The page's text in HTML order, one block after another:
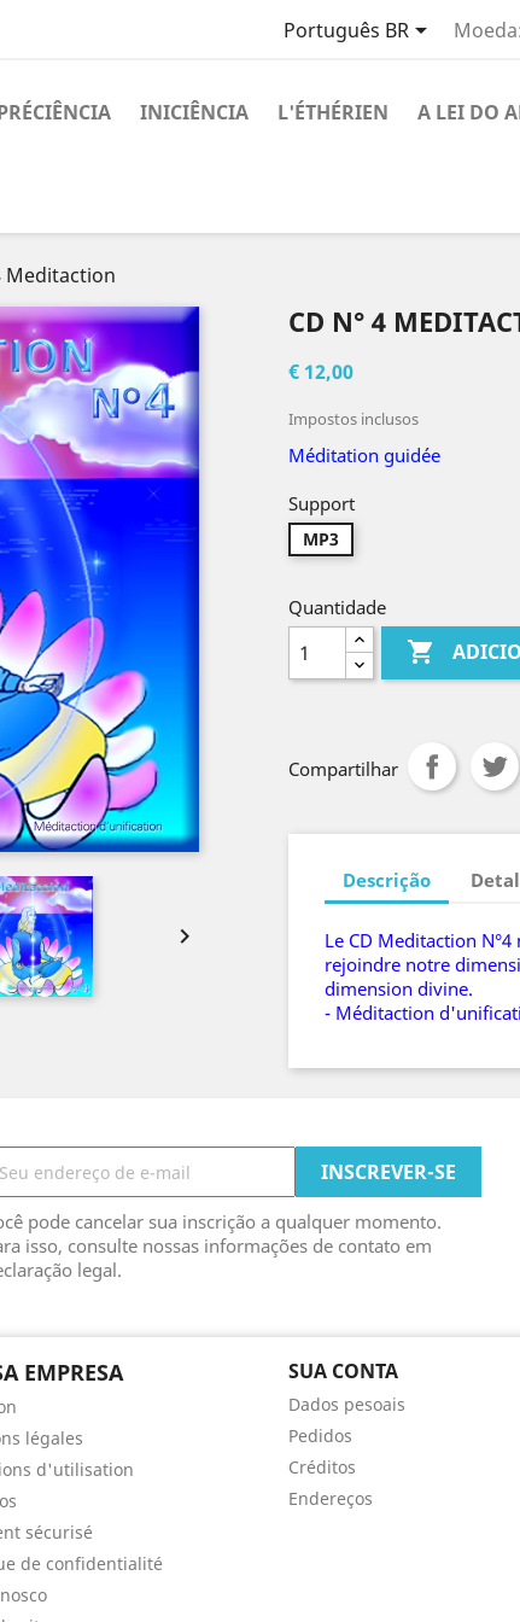
Português BR
INICIÊNCIA L'ÉTHÉRIEN A LEI DO
Meditaction

CD N° 4
€ 12,00
Impostos inclusos
Méditation guidée
Support
MP3
Quantidade

Compartilhar
Descrição
Le CD Meditaction
rejoindre notre
dimension divine.
- Méditaction
pode cancelar sua inscrição a qualquer momento.
isso, consulte nossas informações de contato em
legal.
EMPRESA
légales
d'utilisation
sécurisé
de confidentialité
SUA CONTA
Dados pesoais
Pedidos
Créditos
Endereços